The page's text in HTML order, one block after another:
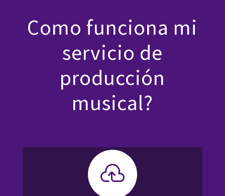
Como funciona mi
servicio de
producción
musical?
